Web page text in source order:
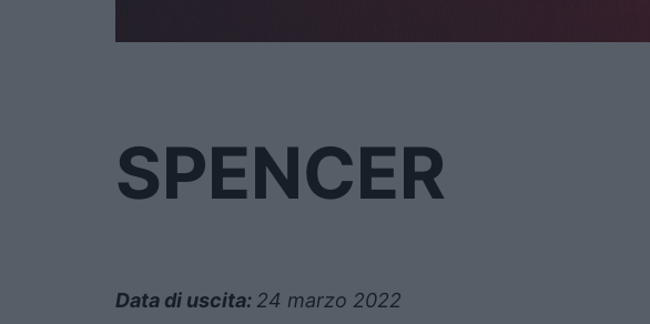
SPENCER
Data di uscita: 24 marzo 2022